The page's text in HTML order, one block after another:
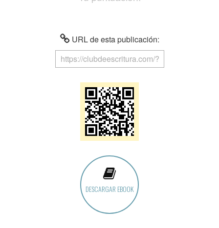
URL de esta publicación:
DESCARGAR EBOOK